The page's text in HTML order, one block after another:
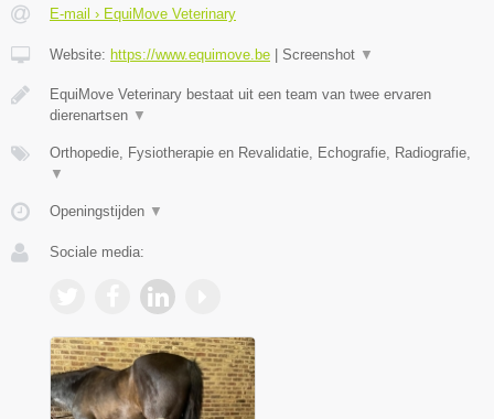
E-mail › EquiMove Veterinary
Website: https://www.equimove.be | Screenshot ▼
EquiMove Veterinary bestaat uit een team van twee ervaren
dierenartsen ▼
Orthopedie, Fysiotherapie en Revalidatie, Echografie, Radiografie,
▼
Openingstijden ▼
Sociale media: